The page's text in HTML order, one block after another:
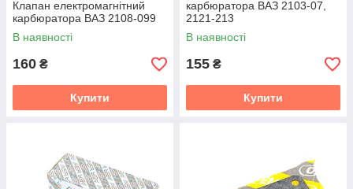
Клапан електромагнітний
карбюратора ВАЗ 2108-099
В наявності
160 ₴
Купити
карбюратора ВАЗ 2103-07,
2121-213
В наявності
155 ₴
Купити